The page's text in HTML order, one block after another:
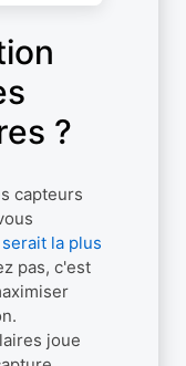
?
capteurs
la plus
pas, c'est
joue